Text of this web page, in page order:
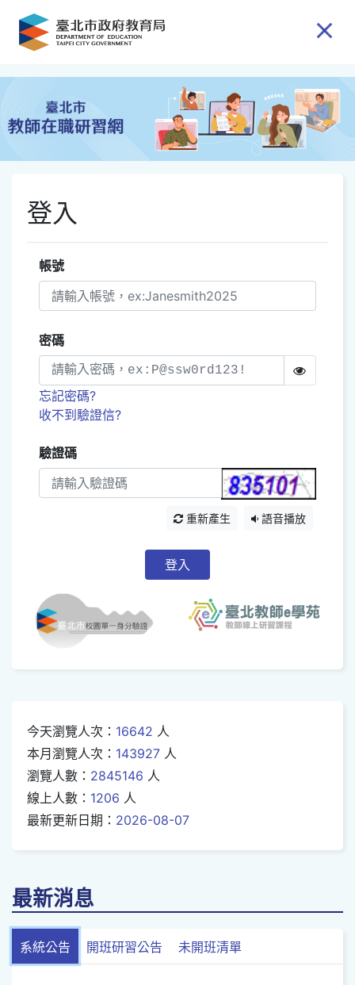
跳到主要內容
登入
帳號
密碼
忘記密碼?
收不到驗證信?
驗證碼
重新產生 語音播放
登入
今天瀏覽人次： 16642 人
本月瀏覽人次： 143927 人
瀏覽人數： 2845146 人
線上人數： 1206 人
最新更新日期： 2026-08-07
最新消息
系統公告 開班研習公告 未開班清單